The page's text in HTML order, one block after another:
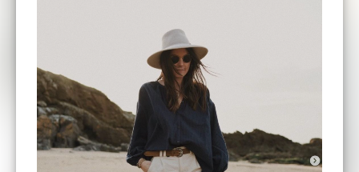
LES TARIFS
Hébergement
200 €
.
Nourriture
150€